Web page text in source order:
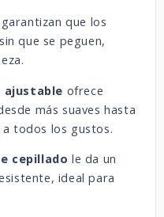
garantizan que los
que se peguen,
ofrece
más suaves hasta
todos los gustos.
cepillado le da un
ideal para